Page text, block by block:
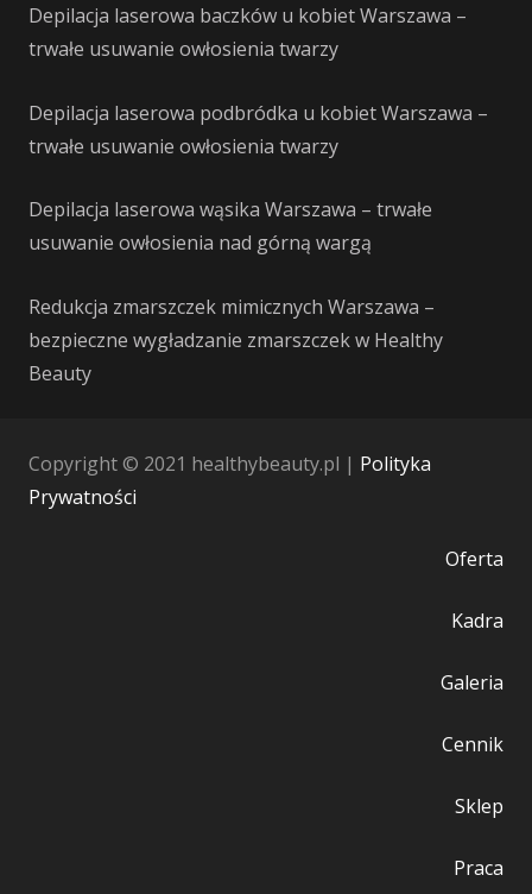
Depilacja laserowa baczków u kobiet Warszawa –
trwałe usuwanie owłosienia twarzy
Depilacja laserowa podbródka u kobiet Warszawa –
trwałe usuwanie owłosienia twarzy
Depilacja laserowa wąsika Warszawa – trwałe
usuwanie owłosienia nad górną wargą
Redukcja zmarszczek mimicznych Warszawa –
bezpieczne wygładzanie zmarszczek w Healthy
Beauty
Copyright © 2021 healthybeauty.pl | Polityka
Prywatności
Oferta
Kadra
Galeria
Cennik
Sklep
Praca